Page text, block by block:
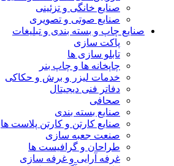
صنایع خانگی و تزئینی
صنایع صوتی و تصویری
صنایع چاپ و بسته بندی و تبلیغات
پاکت سازی
تابلو سازی ها
چاپخانه ها و چاپ بنر
خدمات لیزر و برش و حکاکی
دفاتر فنی دیجیتال
صحافی
صنایع بسته بندی
صنایع کارتن و کارتن پلاست ها
صنعت جعبه سازی
طراحان و گرافیست ها
غرفه آرایی و غرفه سازی